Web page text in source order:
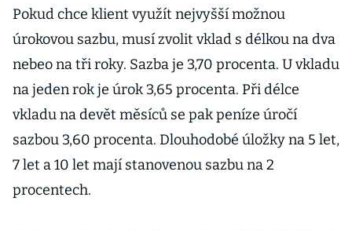
Pokud chce klient využít nejvyšší možnou
úrokovou sazbu, musí zvolit vklad s délkou na dva
nebeo na tři roky. Sazba je 3,70 procenta. U vkladu
na jeden rok je úrok 3,65 procenta. Při délce
vkladu na devět měsíců se pak peníze úročí
sazbou 3,60 procenta. Dlouhodobé úložky na 5 let,
7 let a 10 let mají stanovenou sazbu na 2
procentech.